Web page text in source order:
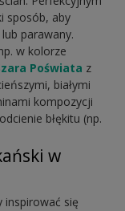
sposób, aby
parawany.
w kolorze
Poświata z
białymi
kompozycji
błękitu (np.
w
inspirować się